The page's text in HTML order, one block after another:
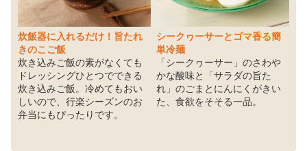
炊飯器に入れるだけ！旨たれ
きのこご飯
炊き込みご飯の素がなくても
ドレッシングひとつでできる
炊き込みご飯。冷めてもおい
しいので、行楽シーズンのお
弁当にもぴったりです。
シークヮーサーとゴマ香る簡
単冷麺
「シークヮーサー」のさわや
かな酸味と「サラダの旨た
れ」のごまとにんにくがきい
た、食欲をそそる一品。